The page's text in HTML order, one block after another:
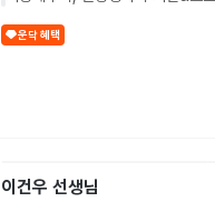
운닥 혜택
이건우 선생님